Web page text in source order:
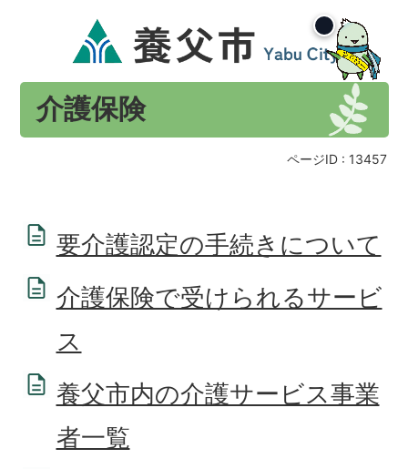
介護保険
ページID : 13457
要介護認定の手続きについて
介護保険で受けられるサービ
ス
養父市内の介護サービス事業
者一覧